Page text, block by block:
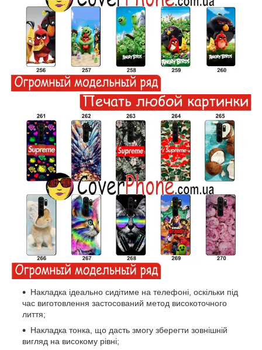
Накладка ідеально сидітиме на телефоні, оскільки під
час виготовлення застосований метод високоточного
лиття;
Накладка тонка, що дасть змогу зберегти зовнішній
вигляд на високому рівні;